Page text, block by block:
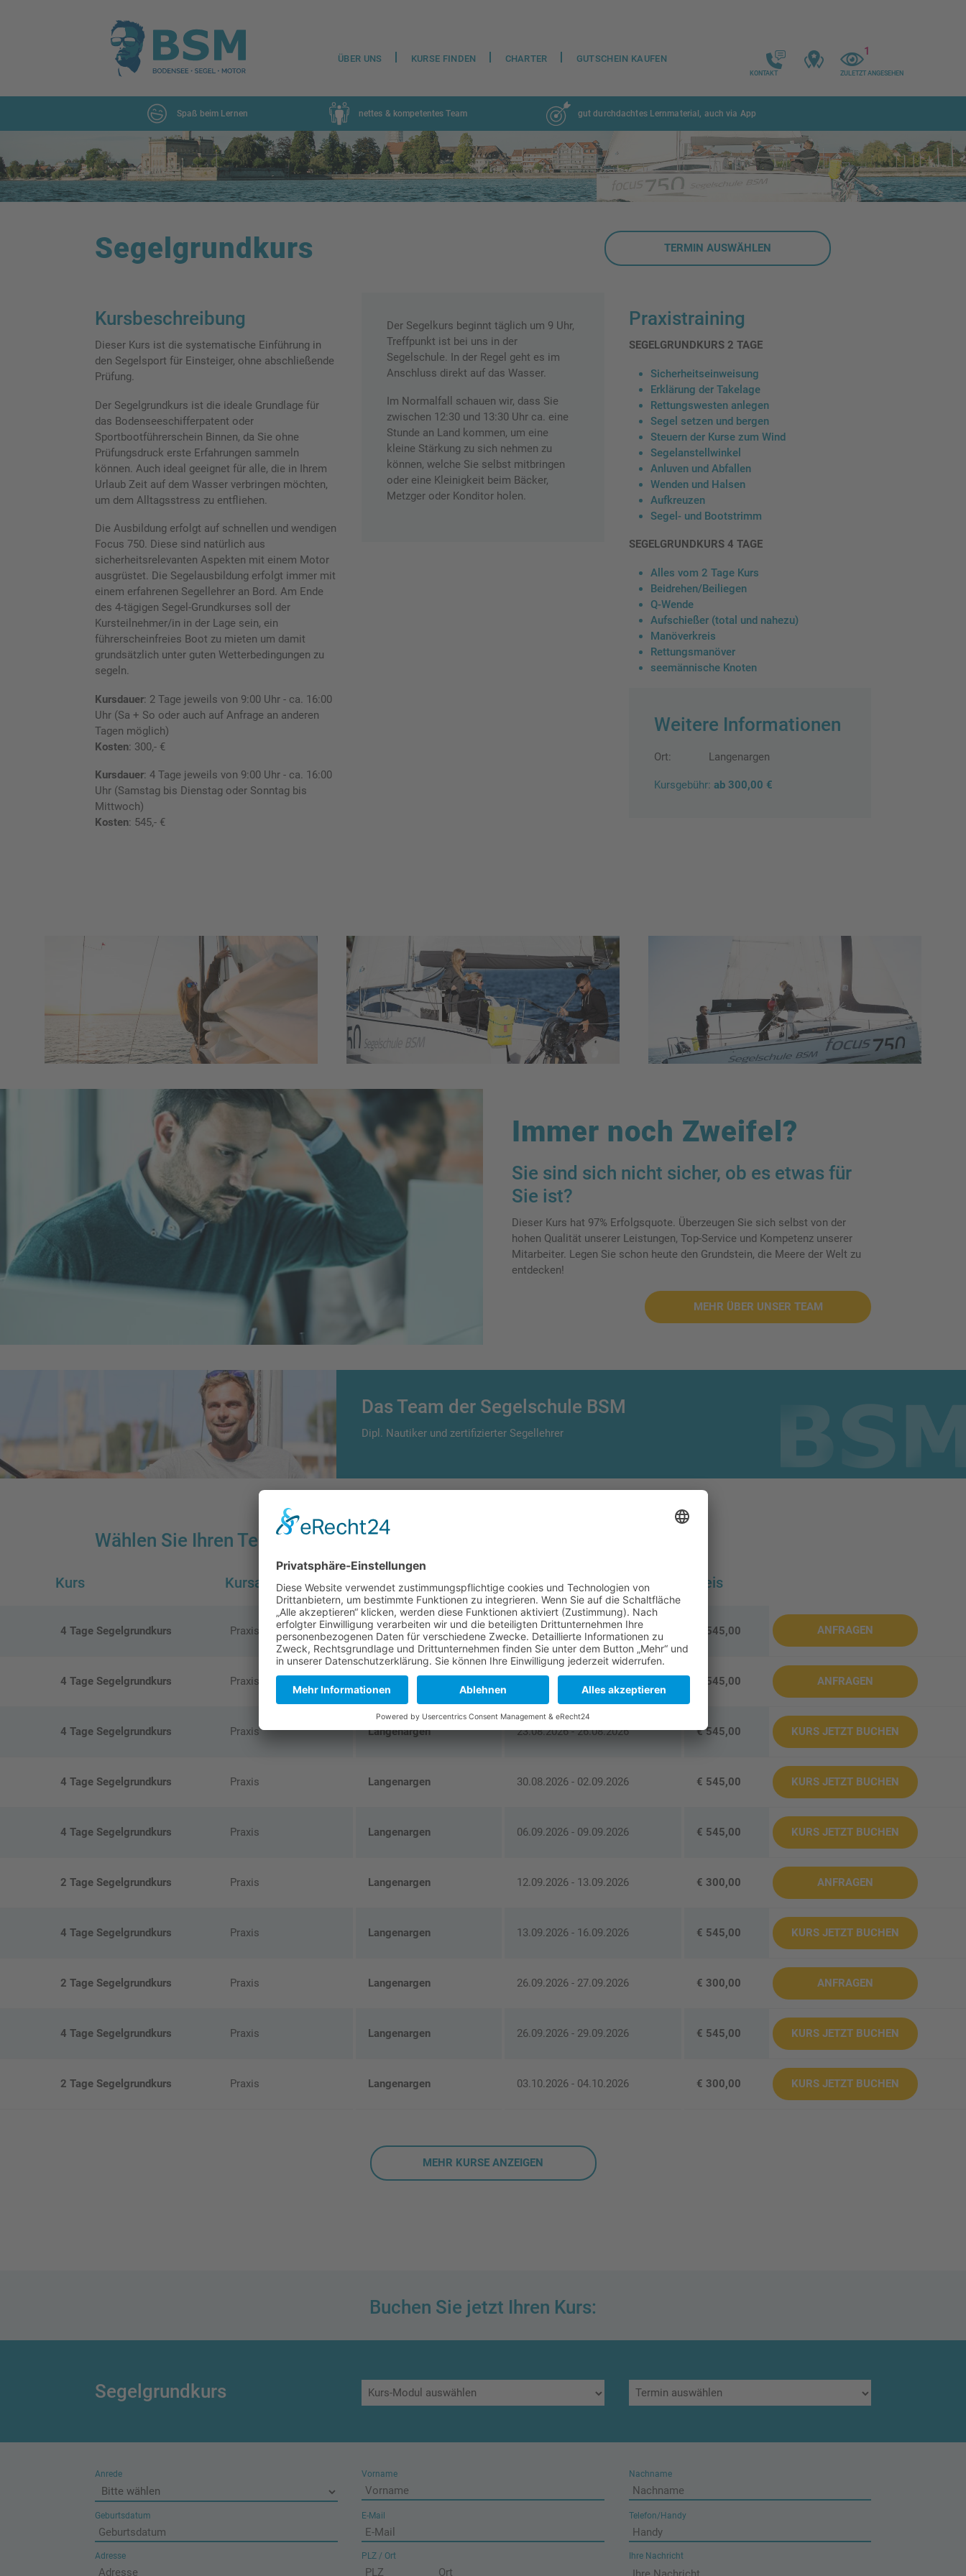
ÜBER UNS KURSE FINDEN CHARTER GUTSCHEIN KAUFEN
Kontakt
KONTAKT
zuletzt
ZULETZT ANGESEHEN
1
Spaß beim Lernen nettes & kompetentes Team gut durchdachtes Lernmaterial, auch via App
Segelgrundkurs TERMIN AUSWÄHLEN
Kursbeschreibung
Dieser Kurs ist die systematische Einführung in
den Segelsport für Einsteiger, ohne abschließende
Prüfung.
Der Segelgrundkurs ist die ideale Grundlage für
das Bodenseeschifferpatent oder
Sportbootführerschein Binnen, da Sie ohne
Prüfungsdruck erste Erfahrungen sammeln
können. Auch ideal geeignet für alle, die in Ihrem
Urlaub Zeit auf dem Wasser verbringen möchten,
um dem Alltagsstress zu entfliehen.
Die Ausbildung erfolgt auf schnellen und wendigen
Focus 750. Diese sind natürlich aus
sicherheitsrelevanten Aspekten mit einem Motor
ausgrüstet. Die Segelausbildung erfolgt immer mit
einem erfahrenen Segellehrer an Bord. Am Ende
des 4-tägigen Segel-Grundkurses soll der
Kursteilnehmer/in in der Lage sein, ein
führerscheinfreies Boot zu mieten um damit
grundsätzlich unter guten Wetterbedingungen zu
segeln.
Kursdauer: 2 Tage jeweils von 9:00 Uhr - ca. 16:00
Uhr (Sa + So oder auch auf Anfrage an anderen
Tagen möglich)
Kosten: 300,- €
Kursdauer: 4 Tage jeweils von 9:00 Uhr - ca. 16:00
Uhr (Samstag bis Dienstag oder Sonntag bis
Mittwoch)
Kosten: 545,- €
Der Segelkurs beginnt täglich um 9 Uhr,
Treffpunkt ist bei uns in der
Segelschule. In der Regel geht es im
Anschluss direkt auf das Wasser.
Im Normalfall schauen wir, dass Sie
zwischen 12:30 und 13:30 Uhr ca. eine
Stunde an Land kommen, um eine
kleine Stärkung zu sich nehmen zu
können, welche Sie selbst mitbringen
oder eine Kleinigkeit beim Bäcker,
Metzger oder Konditor holen.
Praxistraining
SEGELGRUNDKURS 2 TAGE
Sicherheitseinweisung
Erklärung der Takelage
Rettungswesten anlegen
Segel setzen und bergen
Steuern der Kurse zum Wind
Segelanstellwinkel
Anluven und Abfallen
Wenden und Halsen
Aufkreuzen
Segel- und Bootstrimm
SEGELGRUNDKURS 4 TAGE
Alles vom 2 Tage Kurs
Beidrehen/Beiliegen
Q-Wende
Aufschießer (total und nahezu)
Manöverkreis
Rettungsmanöver
seemännische Knoten
Weitere Informationen
Ort: Langenargen
Kursgebühr: ab 300,00 €
Immer noch Zweifel?
Sie sind sich nicht sicher, ob es etwas für
Sie ist?
Dieser Kurs hat 97% Erfolgsquote. Überzeugen Sie sich selbst von der
hohen Qualität unserer Leistungen, Top-Service und Kompetenz unserer
Mitarbeiter. Legen Sie schon heute den Grundstein, die Meere der Welt zu
entdecken!
MEHR ÜBER UNSER TEAM
Das Team der Segelschule BSM
Dipl. Nautiker und zertifizierter Segellehrer
Wählen Sie Ihren Termin aus:
Kurs Kursart Ort Datum Preis
4 Tage Segelgrundkurs Praxis Langenargen 09.08.2026 - 12.08.2026 € 545,00 ANFRAGEN
4 Tage Segelgrundkurs Praxis Langenargen 16.08.2026 - 19.08.2026 € 545,00 ANFRAGEN
4 Tage Segelgrundkurs Praxis Langenargen 23.08.2026 - 26.08.2026 € 545,00 KURS JETZT BUCHEN
4 Tage Segelgrundkurs Praxis Langenargen 30.08.2026 - 02.09.2026 € 545,00 KURS JETZT BUCHEN
4 Tage Segelgrundkurs Praxis Langenargen 06.09.2026 - 09.09.2026 € 545,00 KURS JETZT BUCHEN
2 Tage Segelgrundkurs Praxis Langenargen 12.09.2026 - 13.09.2026 € 300,00 ANFRAGEN
4 Tage Segelgrundkurs Praxis Langenargen 13.09.2026 - 16.09.2026 € 545,00 KURS JETZT BUCHEN
2 Tage Segelgrundkurs Praxis Langenargen 26.09.2026 - 27.09.2026 € 300,00 ANFRAGEN
4 Tage Segelgrundkurs Praxis Langenargen 26.09.2026 - 29.09.2026 € 545,00 KURS JETZT BUCHEN
2 Tage Segelgrundkurs Praxis Langenargen 03.10.2026 - 04.10.2026 € 300,00 KURS JETZT BUCHEN
Buchen Sie jetzt Ihren Kurs:
Segelgrundkurs
Anrede Vorname Nachname
Geburtsdatum E-Mail Telefon/Handy
Adresse PLZ / Ort Ihre Nachricht